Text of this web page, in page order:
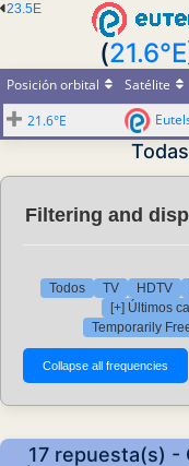
23.5E
(21.6°E
Posición orbital Satélite
21.6°E
Filtering and
Todos TV HDTV
[+] Últimos
Temporarily
17 repuesta(s) -